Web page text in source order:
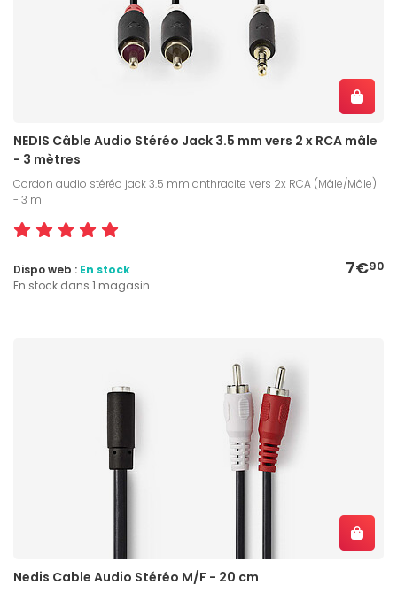
NEDIS Câble Audio Stéréo Jack 3.5 mm vers 2 x RCA mâle
- 3 mètres
Cordon audio stéréo jack 3.5 mm anthracite vers 2x RCA (Mâle/Mâle)
- 3 m
7€90
Dispo web : En stock
En stock dans 1 magasin
Nedis Cable Audio Stéréo M/F - 20 cm